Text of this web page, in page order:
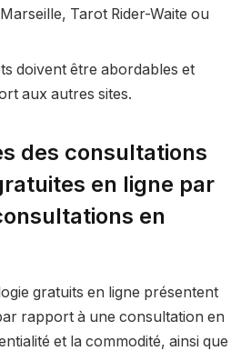
Tarot Rider-Waite ou
doivent être abordables et
aux autres sites.
des consultations
en ligne par
en
gratuits en ligne présentent
rapport à une consultation en
et la commodité, ainsi que